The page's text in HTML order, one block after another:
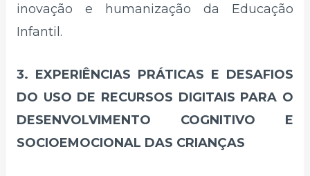
inovação e humanização da Educação
Infantil.
3. EXPERIÊNCIAS PRÁTICAS E DESAFIOS
DO USO DE RECURSOS DIGITAIS PARA O
DESENVOLVIMENTO COGNITIVO E
SOCIOEMOCIONAL DAS CRIANÇAS